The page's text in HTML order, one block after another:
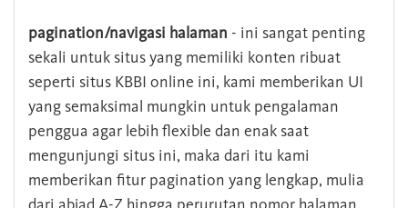
pagination/navigasi halaman - ini sangat penting
sekali untuk situs yang memiliki konten ribuat
seperti situs KBBI online ini, kami memberikan UI
yang semaksimal mungkin untuk pengalaman
penggua agar lebih flexible dan enak saat
mengunjungi situs ini, maka dari itu kami
memberikan fitur pagination yang lengkap, mulia